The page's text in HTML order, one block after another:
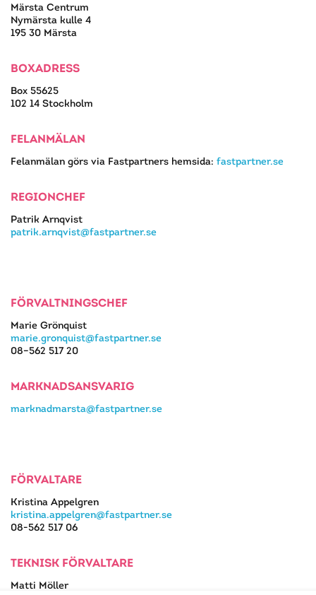
Märsta Centrum
Nymärsta kulle 4
195 30 Märsta
BOXADRESS
Box 55625
102 14 Stockholm
FELANMÄLAN
Felanmälan görs via Fastpartners hemsida: fastpartner.se
REGIONCHEF
Patrik Arnqvist
patrik.arnqvist@fastpartner.se
FÖRVALTNINGSCHEF
Marie Grönquist
marie.gronquist@fastpartner.se
08–562 517 20
MARKNADSANSVARIG
marknadmarsta@fastpartner.se
FÖRVALTARE
Kristina Appelgren
kristina.appelgren@fastpartner.se
08-562 517 06
TEKNISK FÖRVALTARE
Matti Möller